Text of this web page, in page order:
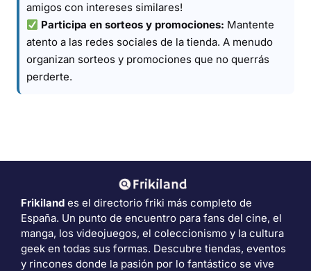
amigos con intereses similares!
Participa en sorteos y promociones: Mantente
atento a las redes sociales de la tienda. A menudo
organizan sorteos y promociones que no querrás
perderte.
Frikiland es el directorio friki más completo de
España. Un punto de encuentro para fans del cine, el
manga, los videojuegos, el coleccionismo y la cultura
geek en todas sus formas. Descubre tiendas, eventos
y rincones donde la pasión por lo fantástico se vive